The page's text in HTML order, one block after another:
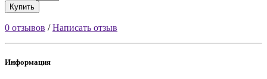
Купить
0 отзывов /Написать отзыв
Информация